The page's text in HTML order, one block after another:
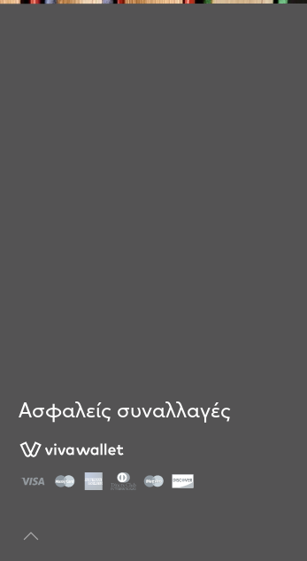
Ασφαλείς συναλλαγές